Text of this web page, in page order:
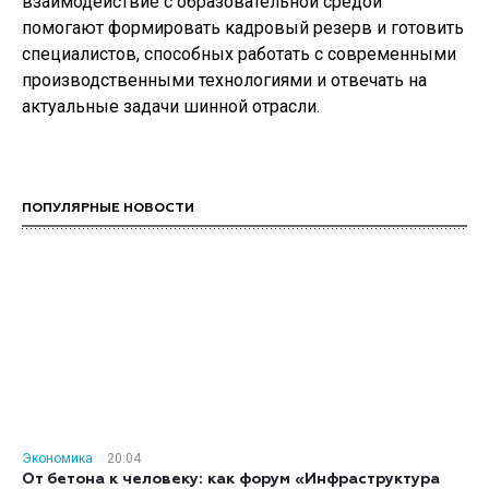
помогают формировать кадровый резерв и готовить
специалистов, способных работать с современными
производственными технологиями и отвечать на
актуальные задачи шинной отрасли.
ПОПУЛЯРНЫЕ НОВОСТИ
Экономика
20:04
От бетона к человеку: как форум «Инфраструктура